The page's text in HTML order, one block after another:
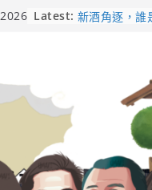
Latest: 全国新酒鑑評
新酒角逐，誰
市場！梅乃宿
龜之井酒造
吟釀的堅持
日本酒類地